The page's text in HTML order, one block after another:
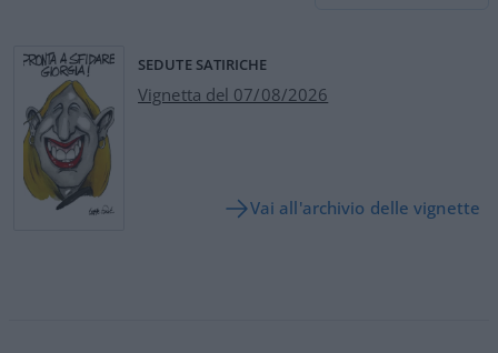
SEDUTE SATIRICHE
Vignetta del 07/08/2026
Vai all'archivio delle vignette